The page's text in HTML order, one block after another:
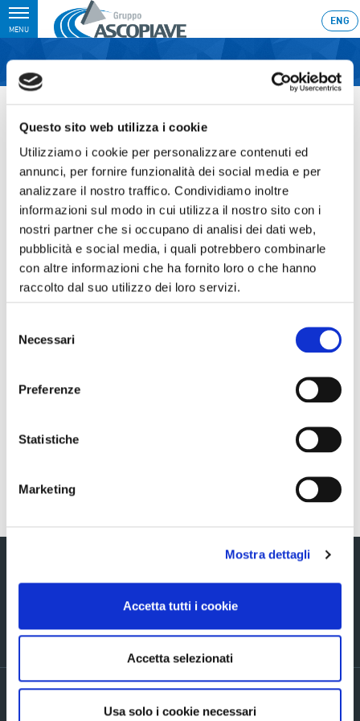
Questo sito web utilizza i cookie
Utilizziamo i cookie per personalizzare contenuti ed
annunci, per fornire funzionalità dei social media e per
analizzare il nostro traffico. Condividiamo inoltre
informazioni sul modo in cui utilizza il nostro sito con i
nostri partner che si occupano di analisi dei dati web,
pubblicità e social media, i quali potrebbero combinarle
con altre informazioni che ha fornito loro o che hanno
raccolto dal suo utilizzo dei loro servizi.
delNecessari
Preferenze
Statistiche
Marketing
Mostra dettagli
Accetta tutti i cookie
Accetta selezionati
Usa solo i cookie necessari
Toggle
navigation
MENU
ENG
Home›Deposito della Relazione finanziaria annuale 2013 e della
28.03.2014
DEPOSITO DELLA RELAZIONE
FINANZIARIA ANNUALE 2013 E
DELLA DOCUMENTAZIONE
ASSEMBLEARE
Deposito della Relazione finanziaria annuale 2013 e
Torna indietro
Via Verizzo, 1030 - 31053 Pieve di Soligo (TV) tel +39 0438 980098 fax +39
PRIVACY POLICY ED INFORMATIVE GENERALI
Accordi di contitolarità